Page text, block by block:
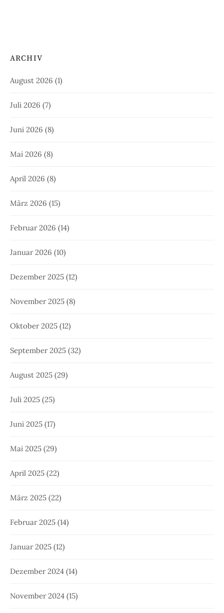
ARCHIV
August 2026 (1)
Juli 2026 (7)
Juni 2026 (8)
Mai 2026 (8)
April 2026 (8)
März 2026 (15)
Februar 2026 (14)
Januar 2026 (10)
Dezember 2025 (12)
November 2025 (8)
Oktober 2025 (12)
September 2025 (32)
August 2025 (29)
Juli 2025 (25)
Juni 2025 (17)
Mai 2025 (29)
April 2025 (22)
März 2025 (22)
Februar 2025 (14)
Januar 2025 (12)
Dezember 2024 (14)
November 2024 (15)